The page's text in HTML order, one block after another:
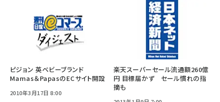
ピジョン 英ベビーブランド
Mamas＆PapasのECサイト開設
2010年3月17日 8:00
楽天スーパーセール流通額260億
円 目標届かず セール慣れの指
摘も